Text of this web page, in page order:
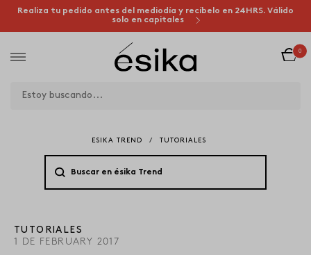
Realiza tu pedido antes del mediodía y recíbelo en 24HRS. Válido
solo en capitales
0
ESIKA TREND / TUTORIALES
TUTORIALES
1 DE FEBRUARY 2017